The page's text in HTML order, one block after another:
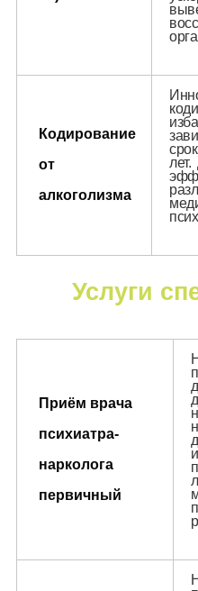
Кодирование
от
алкоголизма
Услуги
Приём врача
психиатра-
нарколога
первичный